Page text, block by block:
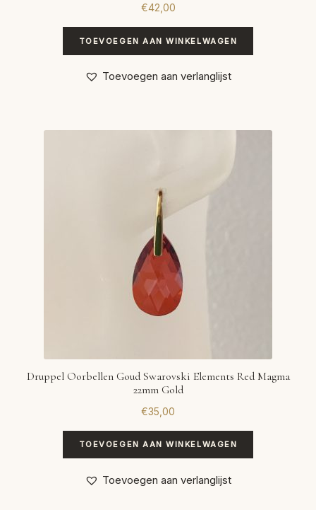
€42,00
TOEVOEGEN AAN WINKELWAGEN
Toevoegen aan verlanglijst
Druppel Oorbellen Goud Swarovski Elements Red Magma
22mm Gold
€35,00
TOEVOEGEN AAN WINKELWAGEN
Toevoegen aan verlanglijst